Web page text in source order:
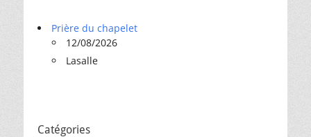
Prière du chapelet
12/08/2026
Lasalle
Catégories